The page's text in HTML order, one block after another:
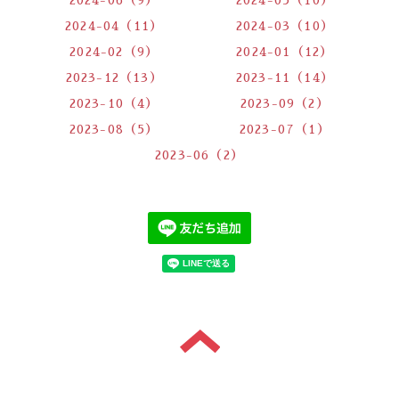
2024-04（11） 2024-03（10）
2024-02（9） 2024-01（12）
2023-12（13） 2023-11（14）
2023-10（4） 2023-09（2）
2023-08（5） 2023-07（1）
2023-06（2）